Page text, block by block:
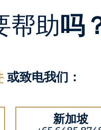
帮助吗
或致电我们：
新加坡